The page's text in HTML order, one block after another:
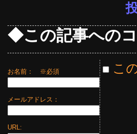
◆この記事へのコ
お名前： ※必須
メールアドレス：
URL:
こ